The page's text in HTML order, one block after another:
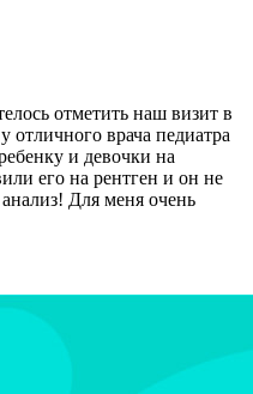
отметить наш визит в
врача педиатра
и девочки на
его на рентген и он не
Для меня очень